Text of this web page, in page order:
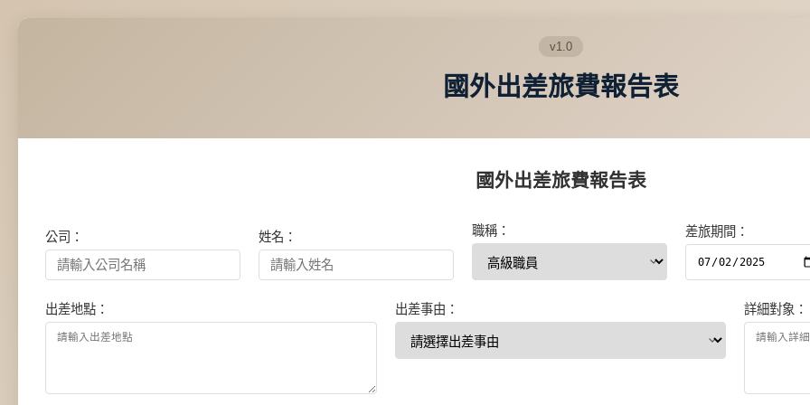
v1.0
國外出差旅費報告表
國外出差旅費報告表
公司： 姓名： 職稱： 差旅期間：
出差地點： 出差事由： 詳細對象：